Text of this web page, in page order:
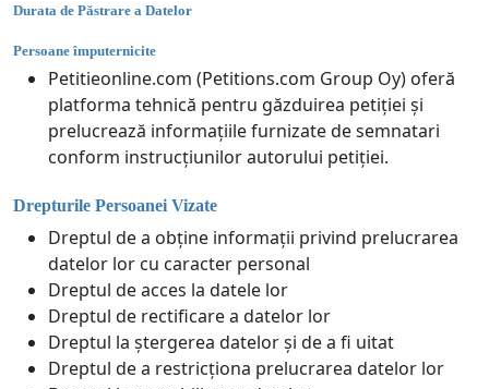
Durata de Păstrare a Datelor
Persoane împuternicite
Petitieonline.com (Petitions.com Group Oy) oferă
platforma tehnică pentru găzduirea petiției și
prelucrează informațiile furnizate de semnatari
conform instrucțiunilor autorului petiției.
Drepturile Persoanei Vizate
Dreptul de a obține informații privind prelucrarea
datelor lor cu caracter personal
Dreptul de acces la datele lor
Dreptul de rectificare a datelor lor
Dreptul la ștergerea datelor și de a fi uitat
Dreptul de a restricționa prelucrarea datelor lor